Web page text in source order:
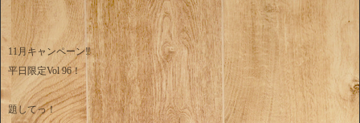
11月キャンペーン‼️
平日限定Vol 96！
題してっ！